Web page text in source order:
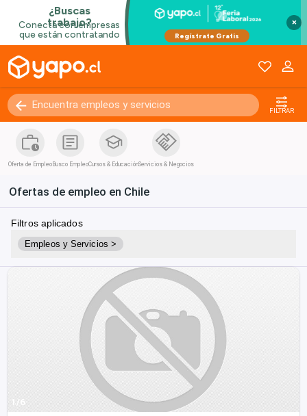
×
FILTRAR
Oferta de Empleo Busco EmpleoCursos & EducaciónServicios & Negocios
Ofertas de empleo en Chile
Filtros aplicados
Empleos y Servicios >
1/6